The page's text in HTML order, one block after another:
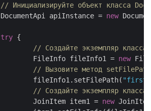
// Инициализируйте объект класса
		DocumentApi apiInstance =
new
try {
// Создайте экземпляр
			FileInfo fileInfo1 =
new
			fileInfo1.setFilePath(
// Создайте экземпляр
			JoinItem item1 =
new